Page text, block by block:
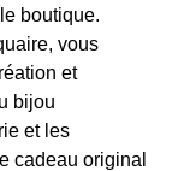
boutique.
vous
et
bijou
et les
cadeau original